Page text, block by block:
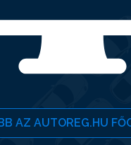
AZ AUTOREG.HU